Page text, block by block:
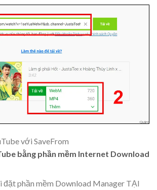
với SaveFrom
bằng phần mềm Internet Download
đặt phần mềm Download Manager TẠI